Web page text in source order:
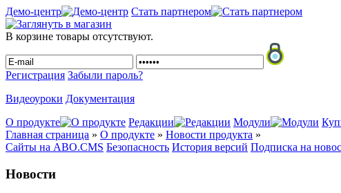
Демо-центр Стать партнером
В корзине товары отсутствуют.
Регистрация Забыли пароль?
Видеоуроки Документация
О продукте
Редакции Модули
Главная страница » О продукте » Новости продукта »
Сайты на ABO.CMS Безопасность История версий Подписка на
Новости